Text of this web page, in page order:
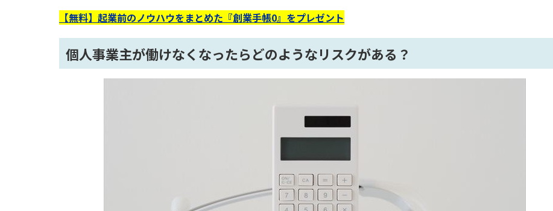
【無料】起業前のノウハウをまとめた『創業手帳0』をプレゼント
個人事業主が働けなくなったらどのようなリスクがある？